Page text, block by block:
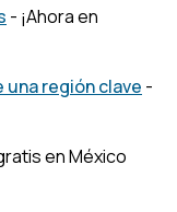
- ¡Ahora en
región clave -
en México